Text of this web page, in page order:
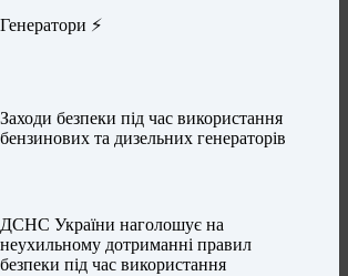
Генератори ⚡
Заходи безпеки під час використання
бензинових та дизельних генераторів
ДСНС України наголошує на
неухильному дотриманні правил
безпеки під час використання